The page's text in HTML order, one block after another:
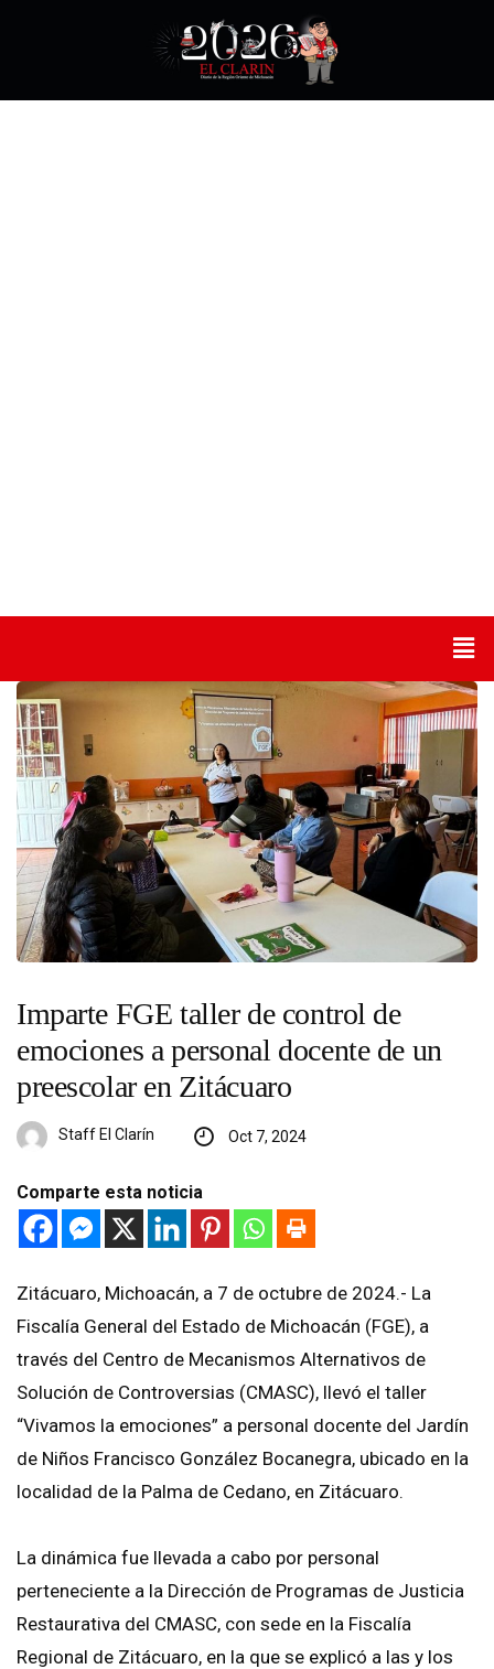
Imparte FGE taller de control de
emociones a personal docente de un
preescolar en Zitácuaro
Staff El Clarín Oct 7, 2024
Comparte esta noticia
Zitácuaro, Michoacán, a 7 de octubre de 2024.- La
Fiscalía General del Estado de Michoacán (FGE), a
través del Centro de Mecanismos Alternativos de
Solución de Controversias (CMASC), llevó el taller
“Vivamos la emociones” a personal docente del Jardín
de Niños Francisco González Bocanegra, ubicado en la
localidad de la Palma de Cedano, en Zitácuaro.
La dinámica fue llevada a cabo por personal
perteneciente a la Dirección de Programas de Justicia
Restaurativa del CMASC, con sede en la Fiscalía
Regional de Zitácuaro, en la que se explicó a las y los